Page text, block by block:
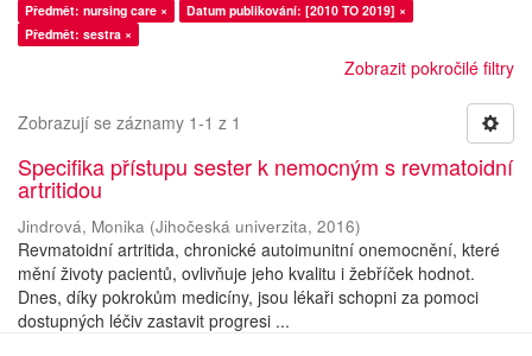
Předmět: nursing care ×
Datum publikování: [2010 TO 2019] ×
Předmět: sestra ×
Zobrazit pokročilé filtry
Zobrazují se záznamy 1-1 z 1
Specifika přístupu sester k nemocným s revmatoidní
artritidou
Jindrová, Monika (Jihočeská univerzita, 2016)
Revmatoidní artritida, chronické autoimunitní onemocnění, které
mění životy pacientů, ovlivňuje jeho kvalitu i žebříček hodnot.
Dnes, díky pokrokům medicíny, jsou lékaři schopni za pomoci
dostupných léčiv zastavit progresi ...